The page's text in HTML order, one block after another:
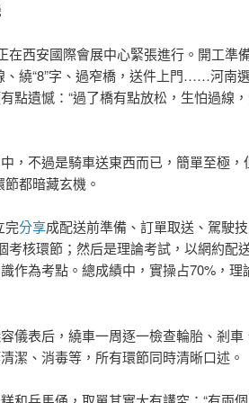
在西安國際會展中心緊張進行。開工準
、繞“8”字、過窄橋，送件上門……河南
點遺憾：“過了橋有點放松，生怕過線
，不過是騎車送東西而已，簡單至極，
都暗藏玄機。
完分享成配送前準備、訂單取送、駕駛
考核環節；然后是理論考試，以網約配
作為考點。總成績中，實操占70%，理
儀表后，繞車一周逐一檢查輪胎、剎車
潔、消毒等，所有環節同時清晰口述。